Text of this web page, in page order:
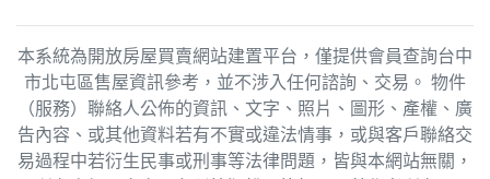
本系統為開放房屋買賣網站建置平台，僅提供會員查詢台中
市北屯區售屋資訊參考，並不涉入任何諮詢、交易。 物件
（服務）聯絡人公佈的資訊、文字、照片、圖形、產權、廣
告內容、或其他資料若有不實或違法情事，或與客戶聯絡交
易過程中若衍生民事或刑事等法律問題，皆與本網站無關，